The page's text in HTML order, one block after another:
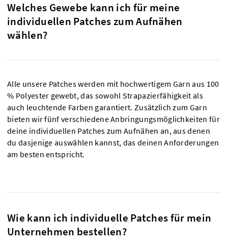
Welches Gewebe kann ich für meine
individuellen Patches zum Aufnähen
wählen?
Alle unsere Patches werden mit hochwertigem Garn aus 100
% Polyester gewebt, das sowohl Strapazierfähigkeit als
auch leuchtende Farben garantiert. Zusätzlich zum Garn
bieten wir fünf verschiedene Anbringungsmöglichkeiten für
deine individuellen Patches zum Aufnähen an, aus denen
du dasjenige auswählen kannst, das deinen Anforderungen
am besten entspricht.
Wie kann ich individuelle Patches für mein
Unternehmen bestellen?